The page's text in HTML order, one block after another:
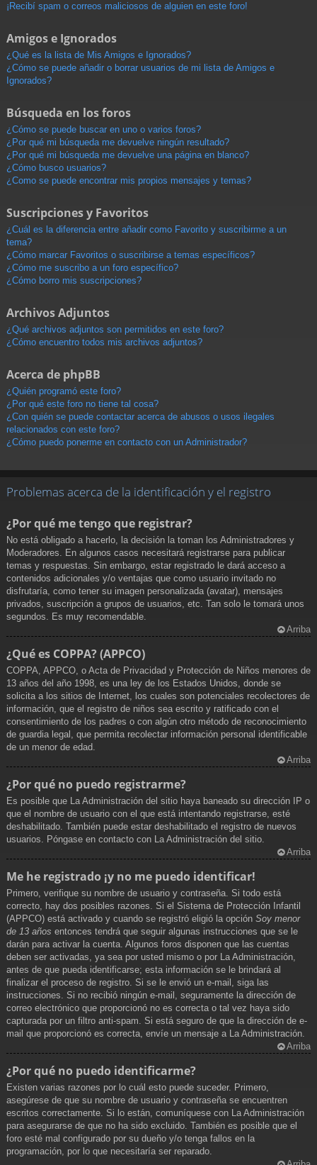
¡Recibí spam o correos maliciosos de alguien en este foro!
Amigos e Ignorados
¿Qué es la lista de Mis Amigos e Ignorados?
¿Cómo se puede añadir o borrar usuarios de mi lista de Amigos e
Ignorados?
Búsqueda en los foros
¿Cómo se puede buscar en uno o varios foros?
¿Por qué mi búsqueda me devuelve ningún resultado?
¿Por qué mi búsqueda me devuelve una página en blanco?
¿Cómo busco usuarios?
¿Como se puede encontrar mis propios mensajes y temas?
Suscripciones y Favoritos
¿Cuál es la diferencia entre añadir como Favorito y suscribirme a un
tema?
¿Cómo marcar Favoritos o suscribirse a temas específicos?
¿Cómo me suscribo a un foro específico?
¿Cómo borro mis suscripciones?
Archivos Adjuntos
¿Qué archivos adjuntos son permitidos en este foro?
¿Cómo encuentro todos mis archivos adjuntos?
Acerca de phpBB
¿Quién programó este foro?
¿Por qué este foro no tiene tal cosa?
¿Con quién se puede contactar acerca de abusos o usos ilegales
relacionados con este foro?
¿Cómo puedo ponerme en contacto con un Administrador?
Problemas acerca de la identificación y el registro
¿Por qué me tengo que registrar?
No está obligado a hacerlo, la decisión la toman los Administradores y
Moderadores. En algunos casos necesitará registrarse para publicar
temas y respuestas. Sin embargo, estar registrado le dará acceso a
contenidos adicionales y/o ventajas que como usuario invitado no
disfrutaría, como tener su imagen personalizada (avatar), mensajes
privados, suscripción a grupos de usuarios, etc. Tan solo le tomará unos
segundos. Es muy recomendable.
Arriba
¿Qué es COPPA? (APPCO)
COPPA, APPCO, o Acta de Privacidad y Protección de Niños menores de
13 años del año 1998, es una ley de los Estados Unidos, donde se
solicita a los sitios de Internet, los cuales son potenciales recolectores de
información, que el registro de niños sea escrito y ratificado con el
consentimiento de los padres o con algún otro método de reconocimiento
de guardia legal, que permita recolectar información personal identificable
de un menor de edad.
Arriba
¿Por qué no puedo registrarme?
Es posible que La Administración del sitio haya baneado su dirección IP o
que el nombre de usuario con el que está intentando registrarse, esté
deshabilitado. También puede estar deshabilitado el registro de nuevos
usuarios. Póngase en contacto con La Administración del sitio.
Arriba
Me he registrado ¡y no me puedo identificar!
Primero, verifique su nombre de usuario y contraseña. Si todo está
correcto, hay dos posibles razones. Si el Sistema de Protección Infantil
(APPCO) está activado y cuando se registró eligió la opción Soy menor
de 13 años entonces tendrá que seguir algunas instrucciones que se le
darán para activar la cuenta. Algunos foros disponen que las cuentas
deben ser activadas, ya sea por usted mismo o por La Administración,
antes de que pueda identificarse; esta información se le brindará al
finalizar el proceso de registro. Si se le envió un e-mail, siga las
instrucciones. Si no recibió ningún e-mail, seguramente la dirección de
correo electrónico que proporcionó no es correcta o tal vez haya sido
capturada por un filtro anti-spam. Si está seguro de que la dirección de e-
mail que proporcionó es correcta, envíe un mensaje a La Administración.
Arriba
¿Por qué no puedo identificarme?
Existen varias razones por lo cuál esto puede suceder. Primero,
asegúrese de que su nombre de usuario y contraseña se encuentren
escritos correctamente. Si lo están, comuníquese con La Administración
para asegurarse de que no ha sido excluido. También es posible que el
foro esté mal configurado por su dueño y/o tenga fallos en la
programación, por lo que necesitaría ser reparado.